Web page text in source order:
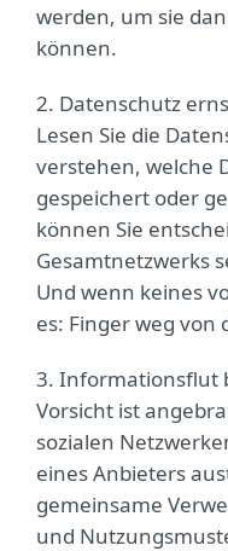
werden, um sie
können.
2. Datenschutz
Lesen Sie die
verstehen, welche
gespeichert oder
können Sie
Gesamtnetzwerks
Und wenn keines
es: Finger weg von
3. Informationsflut
Vorsicht ist
sozialen
eines Anbieters
gemeinsame
und